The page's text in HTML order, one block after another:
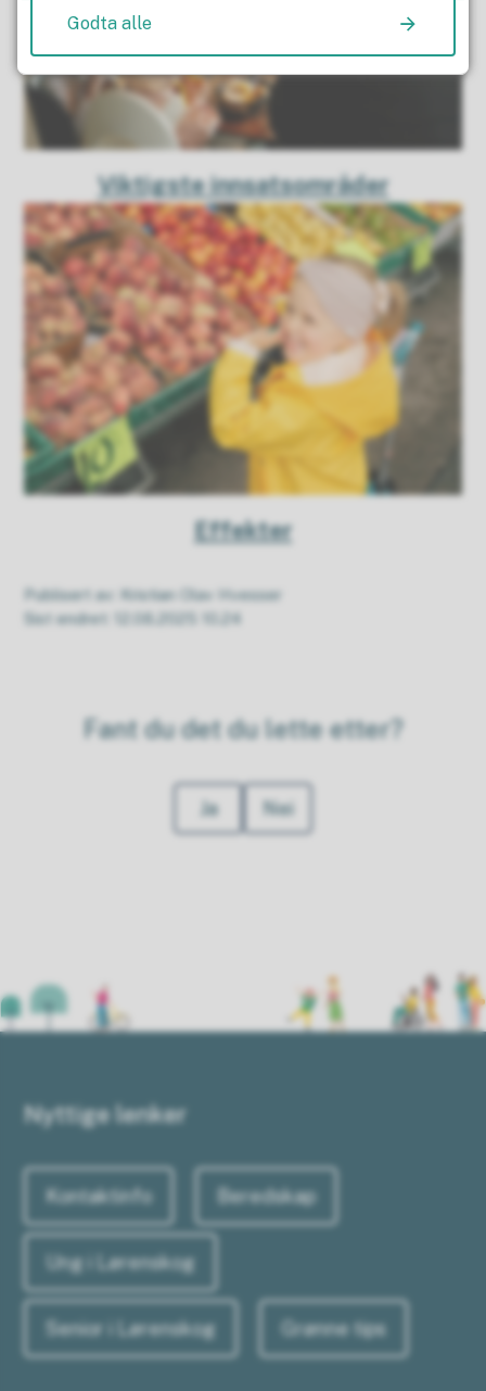
Viktigste innsatsområder
Effekter
Publisert av
Kristian Olav Hvesser
Sist endret
12.08.2025 10.24
Fant du det du lette etter?
Ja Nei
Nyttige lenker
Kontaktinfo Beredskap
Ung i Lørenskog
Senior i Lørenskog Grønne tips
Godta alle